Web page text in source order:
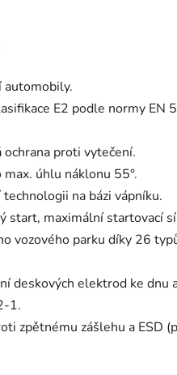
automobily.
E2 podle normy EN
ochrana proti vytečení.
úhlu náklonu 55°.
na bázi vápníku.
start, maximální startovací
vozového parku díky 26
deskových elektrod ke dnu
1.
zpětnému zášlehu a ESD